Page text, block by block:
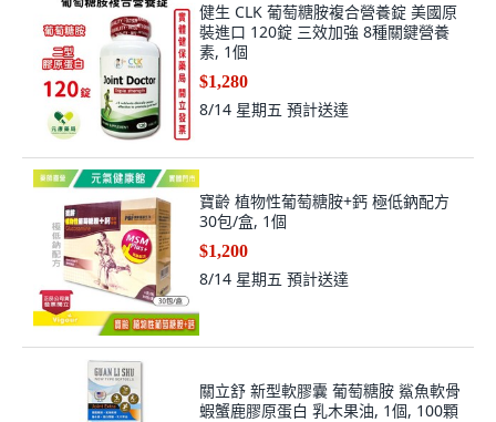
健生 CLK 葡萄糖胺複合營養錠 美國原
裝進口 120錠 三效加強 8種關鍵營養
素, 1個
$1,280
8/14 星期五 預計送達
寶齡 植物性葡萄糖胺+鈣 極低鈉配方
30包/盒, 1個
$1,200
8/14 星期五 預計送達
關立舒 新型軟膠囊 葡萄糖胺 鯊魚軟骨
蝦蟹鹿膠原蛋白 乳木果油, 1個, 100顆